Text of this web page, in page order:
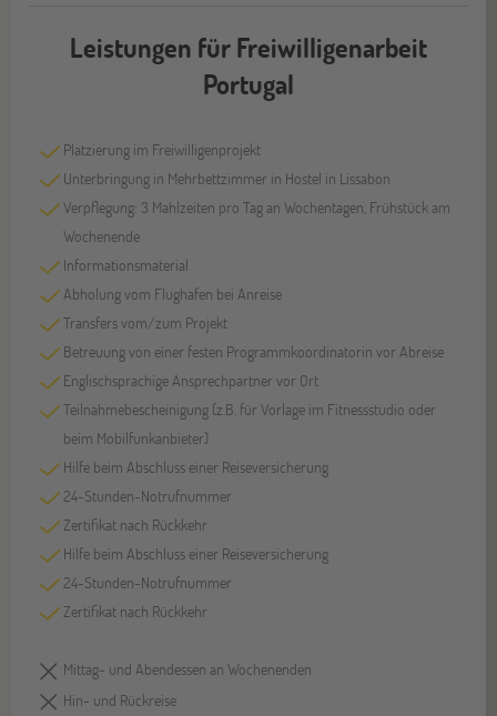
Leistungen für Freiwilligenarbeit
Portugal
Platzierung im Freiwilligenprojekt
Unterbringung in Mehrbettzimmer in Hostel in Lissabon
Verpflegung: 3 Mahlzeiten pro Tag an Wochentagen, Frühstück am
Wochenende
Informationsmaterial
Abholung vom Flughafen bei Anreise
Transfers vom/zum Projekt
Betreuung von einer festen Programmkoordinatorin vor Abreise
Englischsprachige Ansprechpartner vor Ort
Teilnahmebescheinigung (z.B. für Vorlage im Fitnessstudio oder
beim Mobilfunkanbieter)
Hilfe beim Abschluss einer Reiseversicherung
24-Stunden-Notrufnummer
Zertifikat nach Rückkehr
Hilfe beim Abschluss einer Reiseversicherung
24-Stunden-Notrufnummer
Zertifikat nach Rückkehr
Mittag- und Abendessen an Wochenenden
Hin- und Rückreise